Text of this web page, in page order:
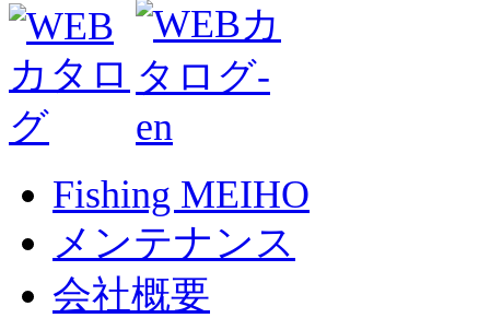
Fishing MEIHO
メンテナンス
会社概要